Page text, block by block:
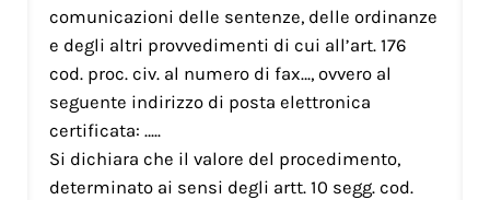
comunicazioni delle sentenze, delle ordinanze
e degli altri provvedimenti di cui all’art. 176
cod. proc. civ. al numero di fax…, ovvero al
seguente indirizzo di posta elettronica
certificata: …..
Si dichiara che il valore del procedimento,
determinato ai sensi degli artt. 10 segg. cod.